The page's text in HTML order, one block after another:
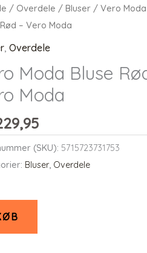
/ Overdele /Bluser / Vero Moda
– Vero Moda
,Overdele
Moda Bluse
Moda
(SKU): 5715723731753
Bluser, Overdele